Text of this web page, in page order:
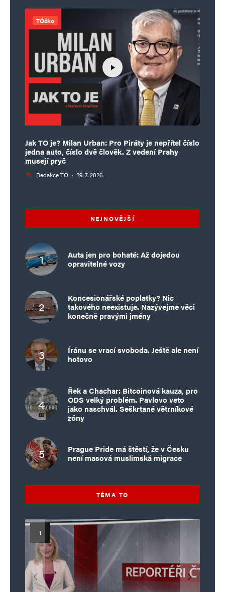
TÓčko
Jak TO je? Milan Urban: Pro Piráty je nepřítel číslo
jedna auto, číslo dvě člověk. Z vedení Prahy
musejí pryč
Redakce TO · 29. 7. 2026
NEJNOVĚJŠÍ
Auta jen pro bohaté: Až dojedou
opravitelné vozy
Koncesionářské poplatky? Nic
takového neexistuje. Nazývejme věci
konečně pravými jmény
Íránu se vrací svoboda. Ještě ale není
hotovo
Řek a Chachar: Bitcoinová kauza, pro
ODS velký problém. Pavlovo veto
jako naschvál. Seškrtané větrníkové
zóny
Prague Pride má štěstí, že v Česku
není masová muslimská migrace
TÉMA TO
Islamistický teror v EU, 6. díl:
Brutální poprava 85letého
Islamistický teror v EU, 5. díl:
Mýty o Václavu Klausovi:
Pivo, jazz, hádky, loajalita
Vymíráme a politici lžou:
porodnost nezachrání